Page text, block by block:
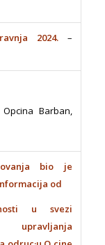
2024. –
Barban,
bio je
od
u svezi
upravljanja